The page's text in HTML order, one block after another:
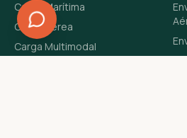
Carga Marítima
Carga Aérea
Carga Multimodal